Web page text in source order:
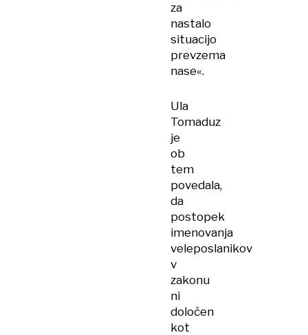
za
nastalo
situacijo
prevzema
nase«.
Ula
Tomaduz
je
ob
tem
povedala,
da
postopek
imenovanja
veleposlanikov
v
zakonu
ni
določen
kot